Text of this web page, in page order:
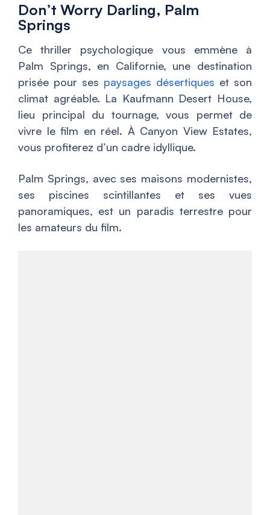
Don’t Worry Darling, Palm
Springs
Ce thriller psychologique vous emmène à
Palm Springs, en Californie, une destination
prisée pour ses paysages désertiques et son
climat agréable. La Kaufmann Desert House,
lieu principal du tournage, vous permet de
vivre le film en réel. À Canyon View Estates,
vous profiterez d’un cadre idyllique.
Palm Springs, avec ses maisons modernistes,
ses piscines scintillantes et ses vues
panoramiques, est un paradis terrestre pour
les amateurs du film.